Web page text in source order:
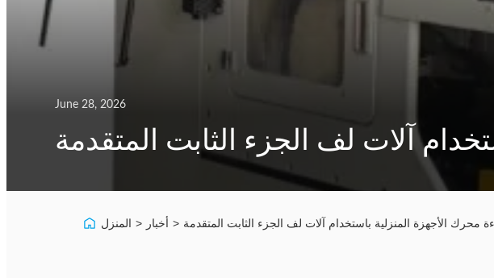
June 28, 2026
آلات لف الجزء الثابت المتقدمة
المنزل > أخبار > محرك الأجهزة المنزلية باستخدام آلات لف الجزء الثابت المتقدمة